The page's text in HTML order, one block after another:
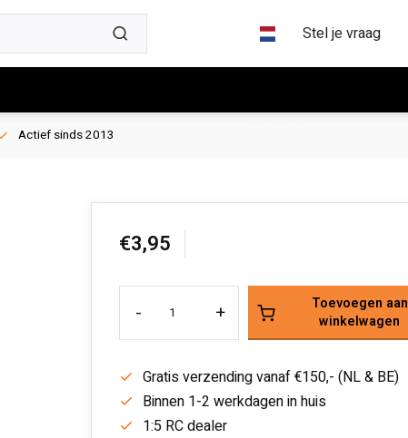
Stel je vraag
Actief sinds 2013
€3,95
- +
Toevoegen aan
winkelwagen
Gratis verzending vanaf €150,- (NL & BE)
Binnen 1-2 werkdagen in huis
1:5 RC dealer